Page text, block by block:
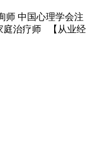
师 中国心理学会注
庭治疗师 【从业经